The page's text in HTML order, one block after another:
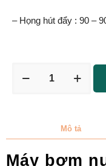
– Họng hút đẩy : 90 –
Mô tả
Máy bơm